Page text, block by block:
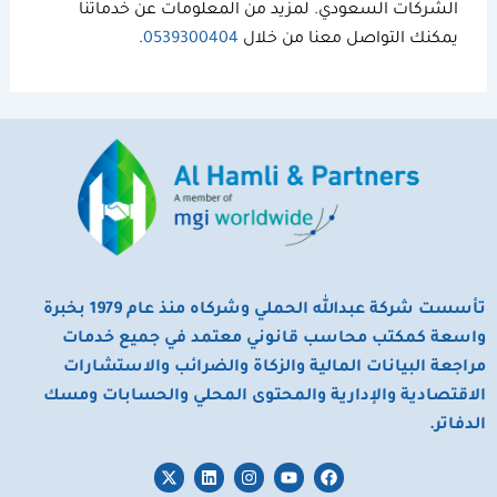
الشركات السعودي. لمزيد من المعلومات عن خدماتنا
يمكنك التواصل معنا من خلال 0539300404
.
تأسست شركة عبدالله الحملي وشركاه منذ عام 1979 بخبرة
واسعة كمكتب محاسب قانوني معتمد في جميع خدمات
مراجعة البيانات المالية والزكاة والضرائب والاستشارات
الاقتصادية والإدارية والمحتوى المحلي والحسابات ومسك
الدفاتر.
F
a
Y
o
I
n
L
i
X
-